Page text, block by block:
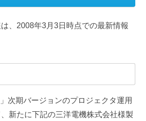
、2008年3月3日時点での最新情報
次期バージョンのプロジェクタ運用
新たに下記の三洋電機株式会社様製